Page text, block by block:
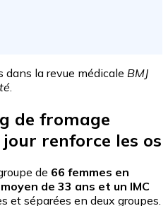
la revue médicale BMJ
.
de fromage
renforce les os
de 66 femmes en
de 33 ans et un IMC
et séparées en deux groupes.